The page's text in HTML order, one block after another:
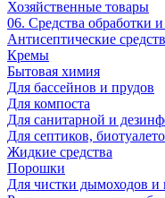
Хозяйственные товары
06. Средства обработки
Антисептические
Кремы
Бытовая химия
Для бассейнов и прудов
Для компоста
Для санитарной и
Для септиков,
Жидкие средства
Порошки
Для чистки дымоходов и